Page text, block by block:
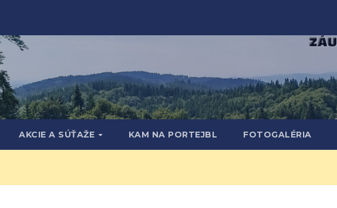
AKCIE A SÚŤAŽE KAM NA PORTEJBL FOTOGALÉRIA